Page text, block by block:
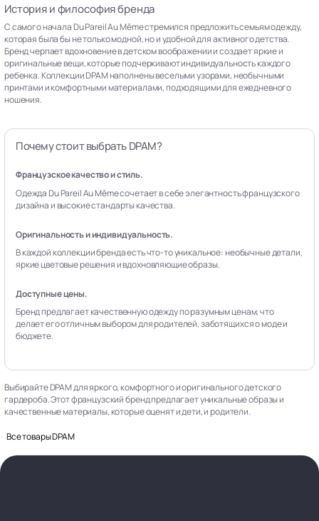
История и философия бренда
С самого начала Du Pareil Au Même стремился предложить семьям одежду,
которая была бы не только модной, но и удобной для активного детства.
Бренд черпает вдохновение в детском воображении и создает яркие и
оригинальные вещи, которые подчеркивают индивидуальность каждого
ребенка. Коллекции DPAM наполнены веселыми узорами, необычными
принтами и комфортными материалами, подходящими для ежедневного
ношения.
Почему стоит выбрать DPAM?
Французское качество и стиль.
Одежда Du Pareil Au Même сочетает в себе элегантность французского
дизайна и высокие стандарты качества.
Оригинальность и индивидуальность.
В каждой коллекции бренда есть что-то уникальное: необычные детали,
яркие цветовые решения и вдохновляющие образы.
Доступные цены.
Бренд предлагает качественную одежду по разумным ценам, что
делает его отличным выбором для родителей, заботящихся о моде и
бюджете.
Выбирайте DPAM для яркого, комфортного и оригинального детского
гардероба. Этот французский бренд предлагает уникальные образы и
качественные материалы, которые оценят и дети, и родители.
Все товары DPAM